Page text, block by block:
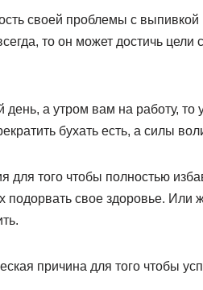
своей проблемы с
то он может достичь
а утром вам на работу, то
бухать есть, а силы
для того чтобы полностью
свое здоровье. Или
причина для того чтобы